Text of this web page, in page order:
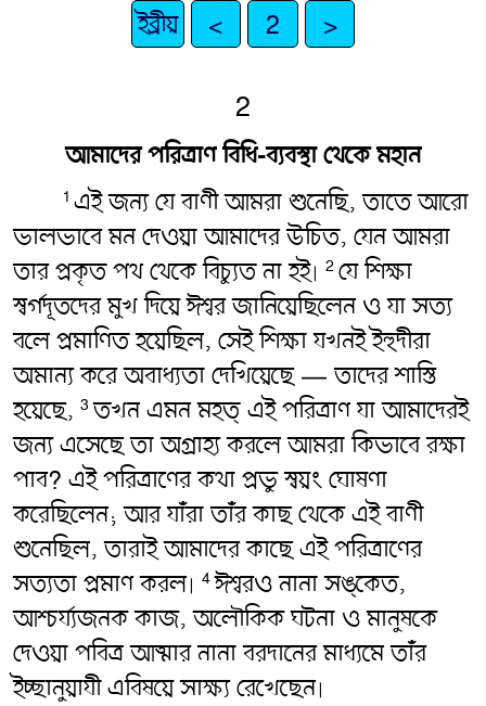
ইব্রীয় < 2 >
2
আমাদের পরিত্রাণ বিধি-ব্যবস্থা থেকে মহান
1 এই জন্য যে বাণী আমরা শুনেছি, তাতে আরো
ভালভাবে মন দেওয়া আমাদের উচিত, যেন আমরা
তার প্রকৃত পথ থেকে বিচ্যুত না হই৷ 2 যে শিক্ষা
স্বর্গদূতদের মুখ দিয়ে ঈশ্বর জানিয়েছিলেন ও যা সত্য
বলে প্রমাণিত হয়েছিল, সেই শিক্ষা যখনই ইহুদীরা
অমান্য করে অবাধ্যতা দেখিয়েছে — তাদের শাস্তি
হয়েছে, 3তখন এমন মহত্ এই পরিত্রাণ যা আমাদেরই
জন্য এসেছে তা অগ্রাহ্য করলে আমরা কিভাবে রক্ষা
পাব? এই পরিত্রাণের কথা প্রভু স্বয়ং ঘোষণা
করেছিলেন; আর যাঁরা তাঁর কাছ থেকে এই বাণী
শুনেছিল, তারাই আমাদের কাছে এই পরিত্রাণের
সত্যতা প্রমাণ করল৷ 4ঈশ্বরও নানা সঙ্কেত,
আশ্চর্য্যজনক কাজ, অলৌকিক ঘটনা ও মানুষকে
দেওয়া পবিত্র আত্মার নানা বরদানের মাধ্যমে তাঁর
ইচ্ছানুয়াযী এবিষয়ে সাক্ষ্য রেখেছেন৷